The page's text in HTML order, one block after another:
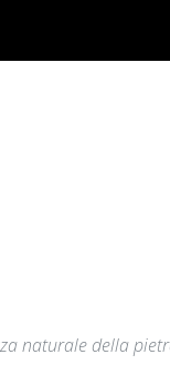
naturale della